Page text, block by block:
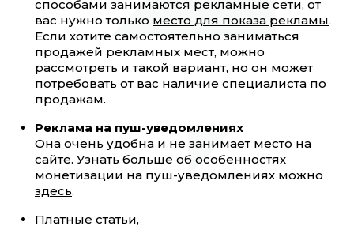
способами занимаются рекламные сети, от
вас нужно только место для показа рекламы.
Если хотите самостоятельно заниматься
продажей рекламных мест, можно
рассмотреть и такой вариант, но он может
потребовать от вас наличие специалиста по
продажам.
Реклама на пуш-уведомлениях
Она очень удобна и не занимает место на
сайте. Узнать больше об особенностях
монетизации на пуш-уведомлениях можно
здесь.
Платные статьи,